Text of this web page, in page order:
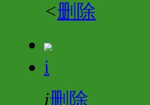
<删除
i
i删除